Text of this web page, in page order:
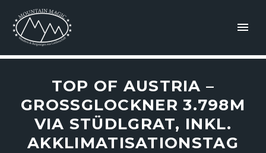
TOP OF AUSTRIA –
GROSSGLOCKNER 3.798M V
IA STÜDLGRAT, INKL. A
KKLIMATISATIONSTAG